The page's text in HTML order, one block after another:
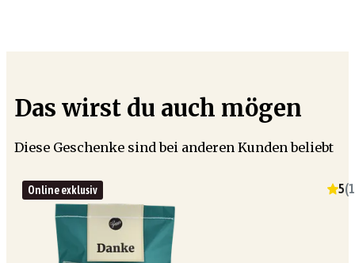
Das wirst du auch mögen
Diese Geschenke sind bei anderen Kunden beliebt
Online exklusiv 5(